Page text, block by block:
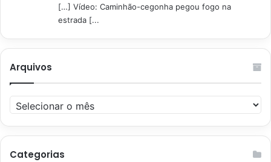
[…] Vídeo: Caminhão-cegonha pegou fogo na
estrada [...
Arquivos
Arquivos
Categorias